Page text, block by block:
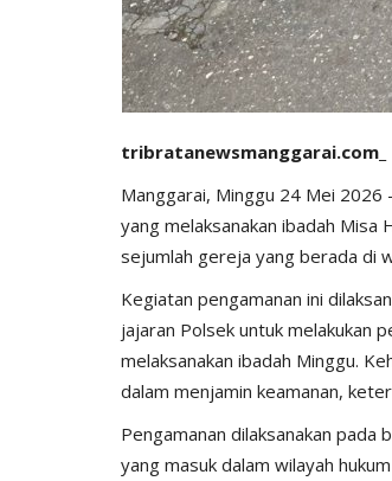
tribratanewsmanggarai.com_
Manggarai, Minggu 24 Mei 2026
yang melaksanakan ibadah Misa
sejumlah gereja yang berada di
Kegiatan pengamanan ini
jajaran Polsek untuk melakukan
melaksanakan ibadah Minggu.
dalam menjamin keamanan,
Pengamanan dilaksanakan pada
yang masuk dalam wilayah
Binmas